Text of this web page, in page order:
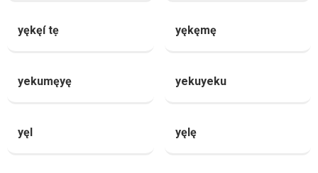
yękęí tẹ yękęmę
yekumęyę yekuyeku
yęl yęlę